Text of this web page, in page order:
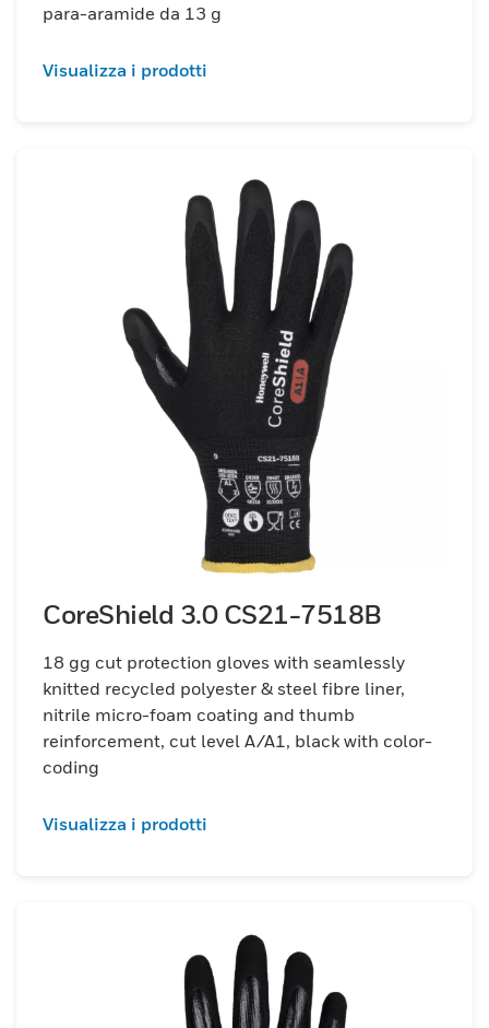
para-aramide da 13 g
Visualizza i prodotti
CoreShield 3.0 CS21-7518B
18 gg cut protection gloves with seamlessly
knitted recycled polyester & steel fibre liner,
nitrile micro-foam coating and thumb
reinforcement, cut level A/A1, black with color-
coding
Visualizza i prodotti